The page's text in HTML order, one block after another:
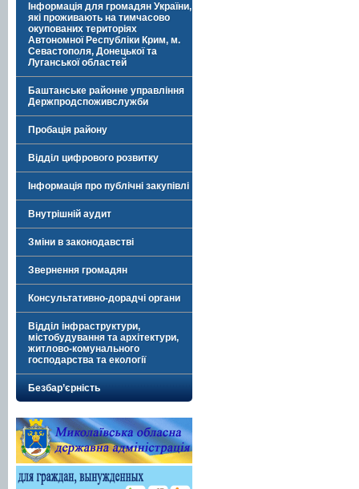
Інформація для громадян України,
які проживають на тимчасово
окупованих територіях
Автономної Республіки Крим, м.
Севастополя, Донецької та
Луганської областей
Баштанське районне управління
Держпродспоживслужби
Пробація району
Відділ цифрового розвитку
Інформація про публічні закупівлі
Внутрішній аудит
Зміни в законодавстві
Звернення громадян
Консультативно-дорадчі органи
Відділ інфраструктури,
містобудування та архітектури,
житлово-комунального
господарства та екології
Безбар’єрність